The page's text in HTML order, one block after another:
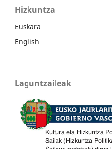
Hizkuntza
Euskara
English
Laguntzaileak